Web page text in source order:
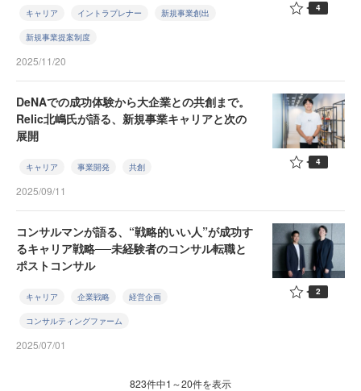
キャリア イントラプレナー 新規事業創出
新規事業提案制度
2025/11/20
4
DeNAでの成功体験から大企業との共創まで。
Relic北嶋氏が語る、新規事業キャリアと次の
展開
キャリア 事業開発 共創
2025/09/11
4
コンサルマンが語る、“戦略的いい人”が成功す
るキャリア戦略──未経験者のコンサル転職と
ポストコンサル
キャリア 企業戦略 経営企画
コンサルティングファーム
2025/07/01
2
823件中1～20件を表示